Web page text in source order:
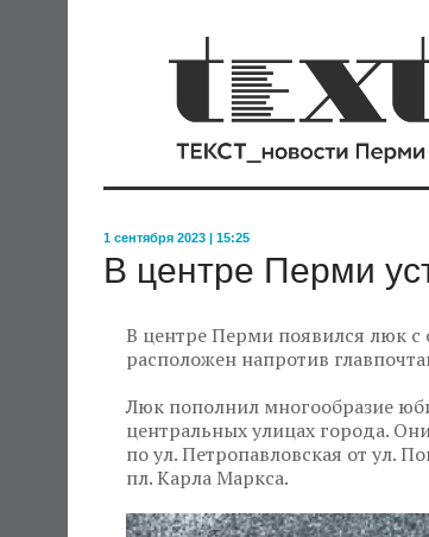
1 сентября 2023 | 15:25
В центре Перми
В центре Перми появился люк с
расположен напротив
Люк пополнил многообразие
центральных улицах города.
по ул. Петропавловская от ул.
пл. Карла Маркса.